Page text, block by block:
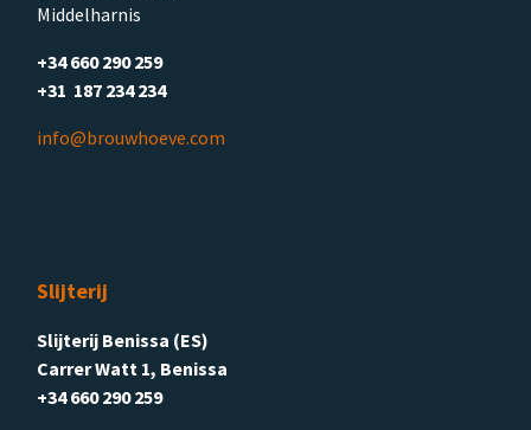
Middelharnis
+34 660 290 259
+31 187 234 234
info@brouwhoeve.com
Slijterij
Slijterij Benissa (ES)
Carrer Watt 1, Benissa
+34 660 290 259